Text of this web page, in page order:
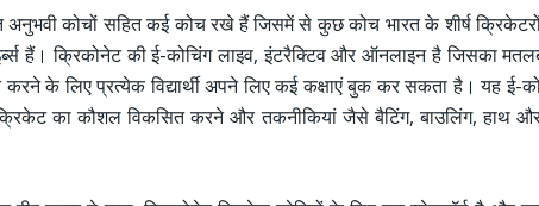
अनुभवी कोचों सहित कई कोच रखे हैं जिसमें से कुछ कोच भारत के शीर्ष
हैं। क्रिकोनेट की ई-कोचिंग लाइव, इंटरैक्टिव और ऑनलाइन है जिसका
करने के लिए प्रत्येक विद्यार्थी अपने लिए कई कक्षाएं बुक कर सकता है। यह
का कौशल विकसित करने और तकनीकियां जैसे बैटिंग, बाउलिंग, हाथ